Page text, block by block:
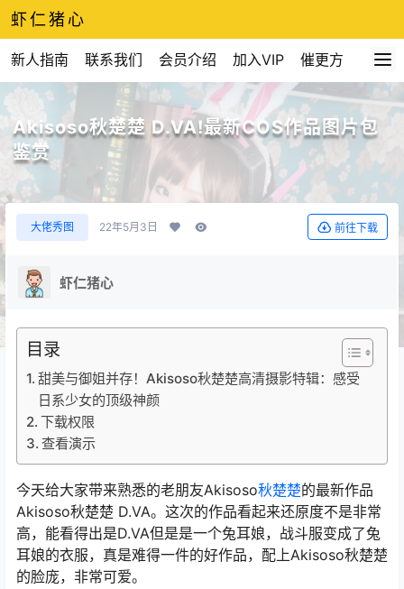
虾仁猪心
新人指南 联系我们 会员介绍 加入VIP 催更方式
Akisoso秋楚楚 D.VA!最新COS作品图片包
鉴赏
大佬秀图 22年5月3日 前往下载
虾仁猪心
目录
甜美与御姐并存！Akisoso秋楚楚高清摄影特辑：感受
日系少女的顶级神颜
下载权限
查看演示
今天给大家带来熟悉的老朋友Akisoso秋楚楚的最新作品
Akisoso秋楚楚 D.VA。这次的作品看起来还原度不是非常
高，能看得出是D.VA但是是一个兔耳娘，战斗服变成了兔
耳娘的衣服，真是难得一件的好作品，配上Akisoso秋楚楚
的脸庞，非常可爱。